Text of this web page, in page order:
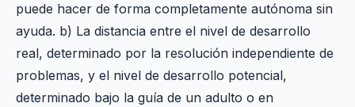
puede hacer de forma completamente autónoma sin
ayuda. b) La distancia entre el nivel de desarrollo
real, determinado por la resolución independiente de
problemas, y el nivel de desarrollo potencial,
determinado bajo la guía de un adulto o en